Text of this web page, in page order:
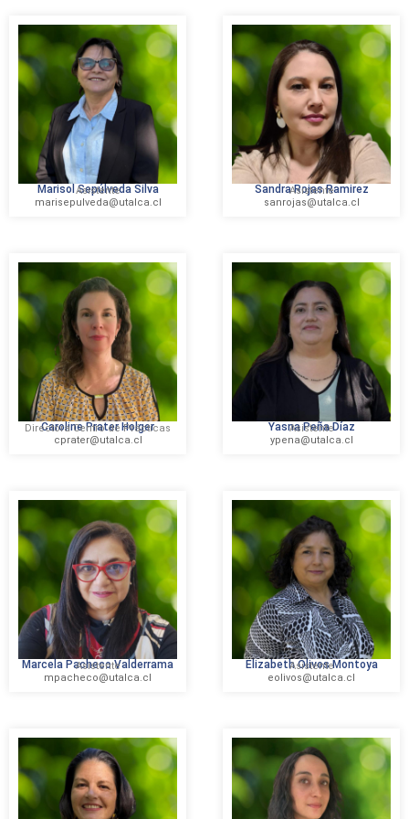
Marisol Sepúlveda Silva
Asistente
marisepulveda@utalca.cl
Sandra Rojas Ramirez
Asistente
sanrojas@utalca.cl
Caroline Prater Holger
Directora Centro de Prácticas
cprater@utalca.cl
Yasna Peña Díaz
Asistente
ypena@utalca.cl
Marcela Pacheco Valderrama
Asistente
mpacheco@utalca.cl
Elizabeth Olivos Montoya
Asistente
eolivos@utalca.cl